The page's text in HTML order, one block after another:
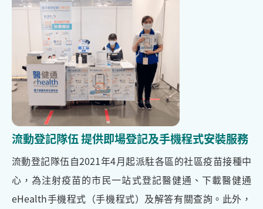
流動登記隊伍 提供即場登記及手機程式安裝服務
流動登記隊伍自2021年4月起派駐各區的社區疫苗接種中
心，為注射疫苗的市民一站式登記醫健通、下載醫健通
eHealth手機程式（手機程式）及解答有關查詢。此外，